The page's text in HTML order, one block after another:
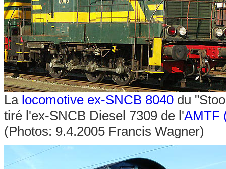
La locomotive ex-SNCB 8040 du
tiré l'ex-SNCB Diesel 7309 de l'AMTF
(Photos: 9.4.2005 Francis Wagner)